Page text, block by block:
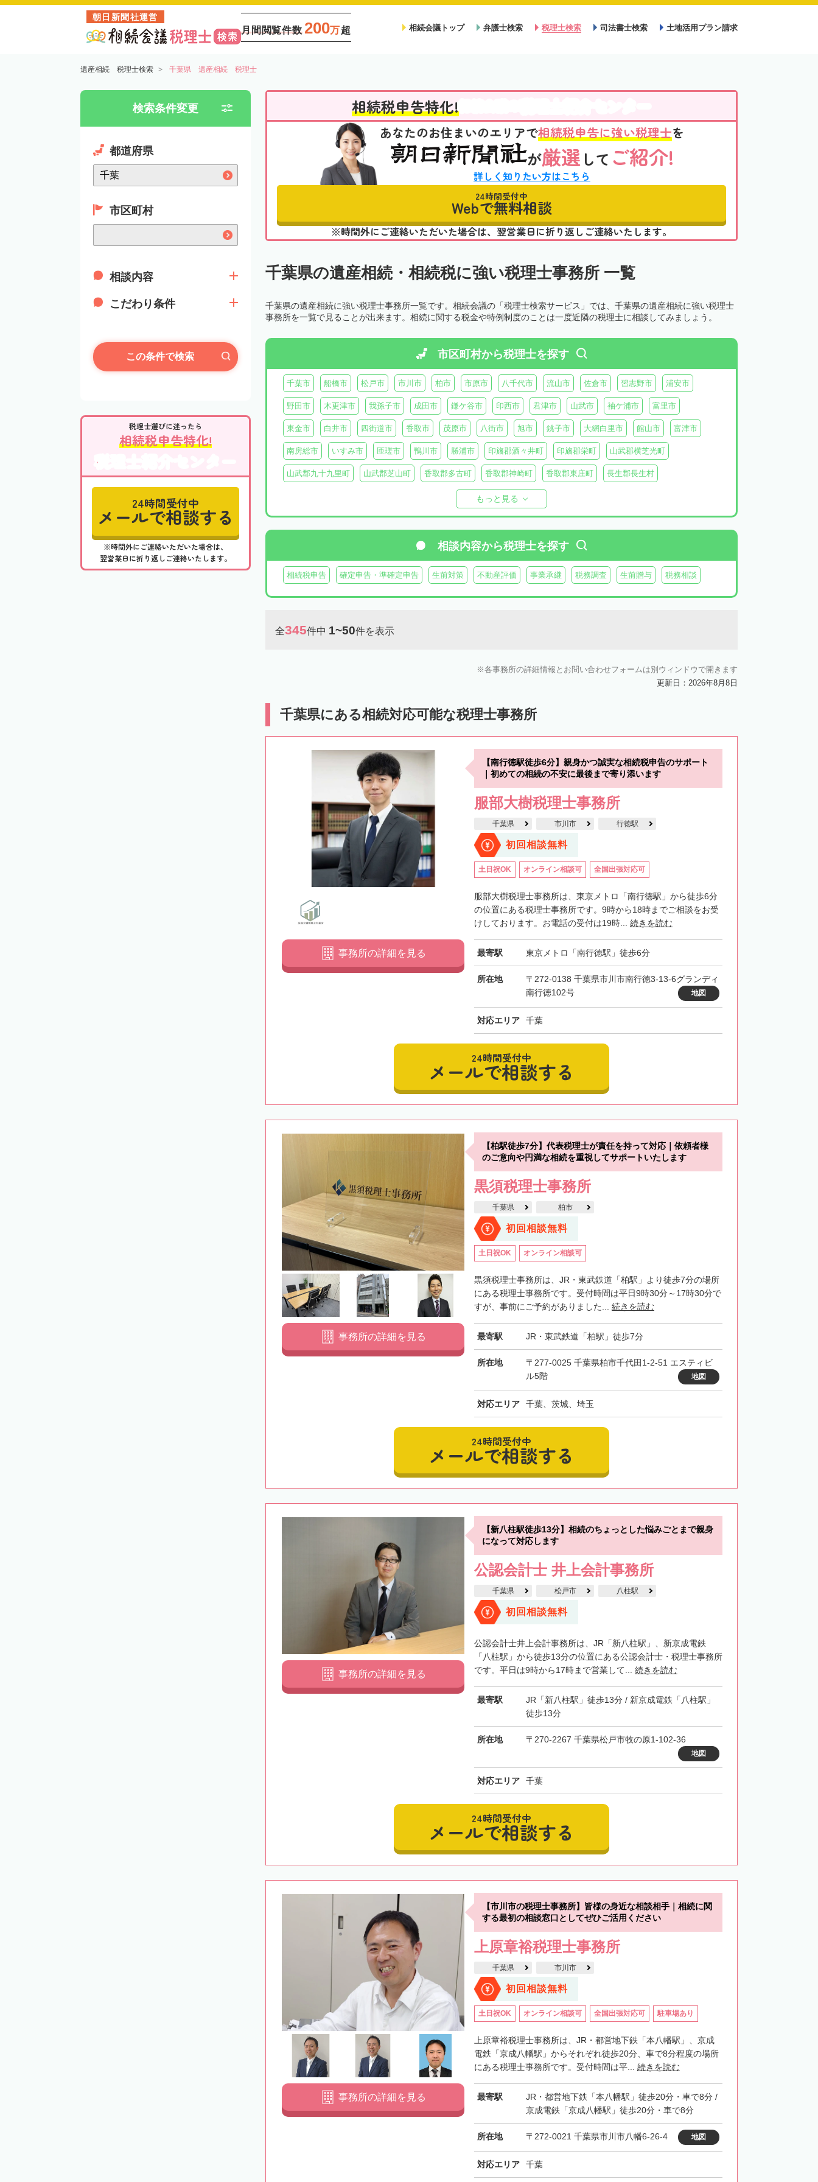
朝日新聞社運営
月間閲覧件数 200万超 相続会議トップ 弁護士検索 税理士検索 司法書士検索 土地活用プラン請求
遺産相続 税理士検索 千葉県 遺産相続 税理士
検索条件変更
都道府県
市区町村
相談内容
こだわり条件
この条件で検索
税理士選びに迷ったら
相続税申告特化!
税理士紹介センター
24時間受付中
メールで相談する
※時間外にご連絡いただいた場合は、
翌営業日に折り返しご連絡いたします。
相続税申告特化!
あなたのお住まいのエリアで相続税申告に強い税理士を
が厳選 して ご紹介!
詳しく知りたい方はこちら
24時間受付中
Webで無料相談
※時間外にご連絡いただいた場合は、翌営業日に折り返しご連絡いたします。
千葉県の遺産相続・相続税に強い税理士事務所 一覧
千葉県の遺産相続に強い税理士事務所一覧です。相続会議の「税理士検索サービス」では、千葉県の遺産相続に強い税理士
事務所を一覧で見ることが出来ます。相続に関する税金や特例制度のことは一度近隣の税理士に相談してみましょう。
市区町村から税理士を探す
千葉市 船橋市 松戸市 市川市 柏市 市原市 八千代市 流山市 佐倉市 習志野市 浦安市
野田市 木更津市 我孫子市 成田市 鎌ケ谷市 印西市 君津市 山武市 袖ケ浦市 富里市
東金市 白井市 四街道市 香取市 茂原市 八街市 旭市 銚子市 大網白里市 館山市 富津市
南房総市 いすみ市 匝瑳市 鴨川市 勝浦市 印旛郡酒々井町 印旛郡栄町 山武郡横芝光町
山武郡九十九里町 山武郡芝山町 香取郡多古町 香取郡神崎町 香取郡東庄町 長生郡長生村
長生郡睦沢町
安房郡鋸南町
もっと見る
相談内容から税理士を探す
相続税申告 確定申告・準確定申告 生前対策 不動産評価 事業承継 税務調査 生前贈与 税務相談
全345件中 1~50件を表示
各事務所の詳細情報とお問い合わせフォームは別ウィンドウで開きます
更新日：2026年8月8日
千葉県にある相続対応可能な税理士事務所
【南行徳駅徒歩6分】親身かつ誠実な相続税申告のサポート
｜初めての相続の不安に最後まで寄り添います
服部大樹税理士事務所
千葉県 市川市 行徳駅
初回相談無料
土日祝OK オンライン相談可 全国出張対応可
服部大樹税理士事務所は、東京メトロ「南行徳駅」から徒歩6分
の位置にある税理士事務所です。9時から18時までご相談をお受
けしております。お電話の受付は19時... 続きを読む
最寄駅 東京メトロ「南行徳駅」徒歩6分
所在地
〒272-0138 千葉県市川市南行徳3-13-6グランディ
南行徳102号
地図
対応エリア 千葉
事務所の詳細を見る
24時間受付中
メールで相談する
【柏駅徒歩7分】代表税理士が責任を持って対応｜依頼者様
のご意向や円満な相続を重視してサポートいたします
黒須税理士事務所
千葉県 柏市
初回相談無料
土日祝OK オンライン相談可
黒須税理士事務所は、JR・東武鉄道「柏駅」より徒歩7分の場所
にある税理士事務所です。受付時間は平日9時30分～17時30分で
すが、事前にご予約がありました... 続きを読む
最寄駅 JR・東武鉄道「柏駅」徒歩7分
所在地
〒277-0025 千葉県柏市千代田1-2-51 エスティビ
ル5階
地図
対応エリア 千葉、茨城、埼玉
事務所の詳細を見る
24時間受付中
メールで相談する
【新八柱駅徒歩13分】相続のちょっとした悩みごとまで親身
になって対応します
公認会計士 井上会計事務所
千葉県 松戸市 八柱駅
初回相談無料
公認会計士井上会計事務所は、JR「新八柱駅」、新京成電鉄
「八柱駅」から徒歩13分の位置にある公認会計士・税理士事務所
です。平日は9時から17時まで営業して... 続きを読む
最寄駅
JR「新八柱駅」徒歩13分 / 新京成電鉄「八柱駅」
徒歩13分
所在地 〒270-2267 千葉県松戸市牧の原1-102-36
地図
対応エリア 千葉
事務所の詳細を見る
24時間受付中
メールで相談する
【市川市の税理士事務所】皆様の身近な相談相手｜相続に関
する最初の相談窓口としてぜひご活用ください
上原章裕税理士事務所
千葉県 市川市
初回相談無料
土日祝OK オンライン相談可 全国出張対応可 駐車場あり
上原章裕税理士事務所は、JR・都営地下鉄「本八幡駅」、京成
電鉄「京成八幡駅」からそれぞれ徒歩20分、車で8分程度の場所
にある税理士事務所です。受付時間は平... 続きを読む
最寄駅
JR・都営地下鉄「本八幡駅」徒歩20分・車で8分 /
京成電鉄「京成八幡駅」徒歩20分・車で8分
所在地 〒272-0021 千葉県市川市八幡6-26-4 地図
対応エリア 千葉
事務所の詳細を見る